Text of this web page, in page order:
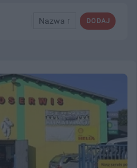
DODAJ
Nazwa ↑